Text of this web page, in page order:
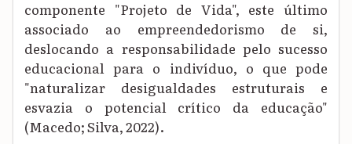
componente "Projeto de Vida", este último
associado ao empreendedorismo de si,
deslocando a responsabilidade pelo sucesso
educacional para o indivíduo, o que pode
"naturalizar desigualdades estruturais e
esvazia o potencial crítico da educação"
(Macedo; Silva, 2022).